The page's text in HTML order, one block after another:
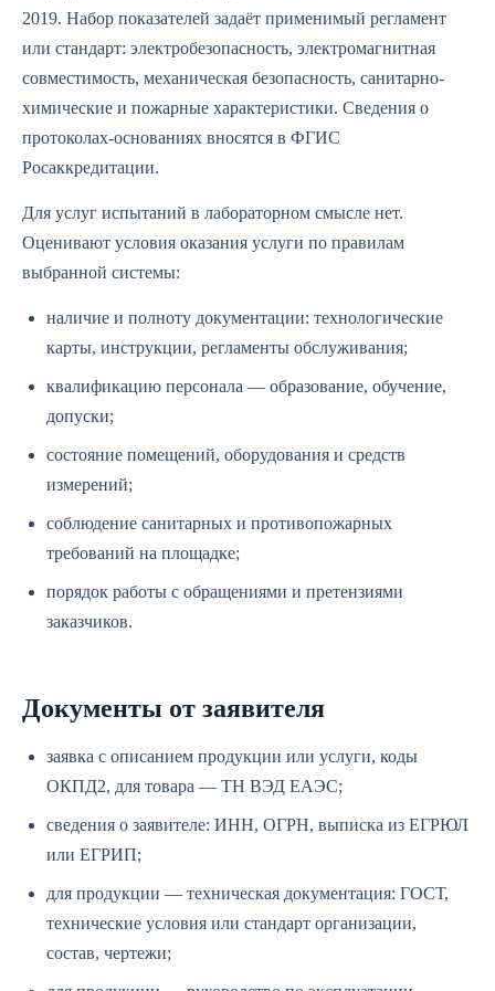
2019. Набор показателей задаёт применимый регламент
или стандарт: электробезопасность, электромагнитная
совместимость, механическая безопасность, санитарно-
химические и пожарные характеристики. Сведения о
протоколах-основаниях вносятся в ФГИС
Росаккредитации.
Для услуг испытаний в лабораторном смысле нет.
Оценивают условия оказания услуги по правилам
выбранной системы:
наличие и полноту документации: технологические
карты, инструкции, регламенты обслуживания;
квалификацию персонала — образование, обучение,
допуски;
состояние помещений, оборудования и средств
измерений;
соблюдение санитарных и противопожарных
требований на площадке;
порядок работы с обращениями и претензиями
заказчиков.
Документы от заявителя
заявка с описанием продукции или услуги, коды
ОКПД2, для товара — ТН ВЭД ЕАЭС;
сведения о заявителе: ИНН, ОГРН, выписка из ЕГРЮЛ
или ЕГРИП;
для продукции — техническая документация: ГОСТ,
технические условия или стандарт организации,
состав, чертежи;